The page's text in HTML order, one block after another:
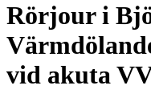
Rörjour i
vid akuta